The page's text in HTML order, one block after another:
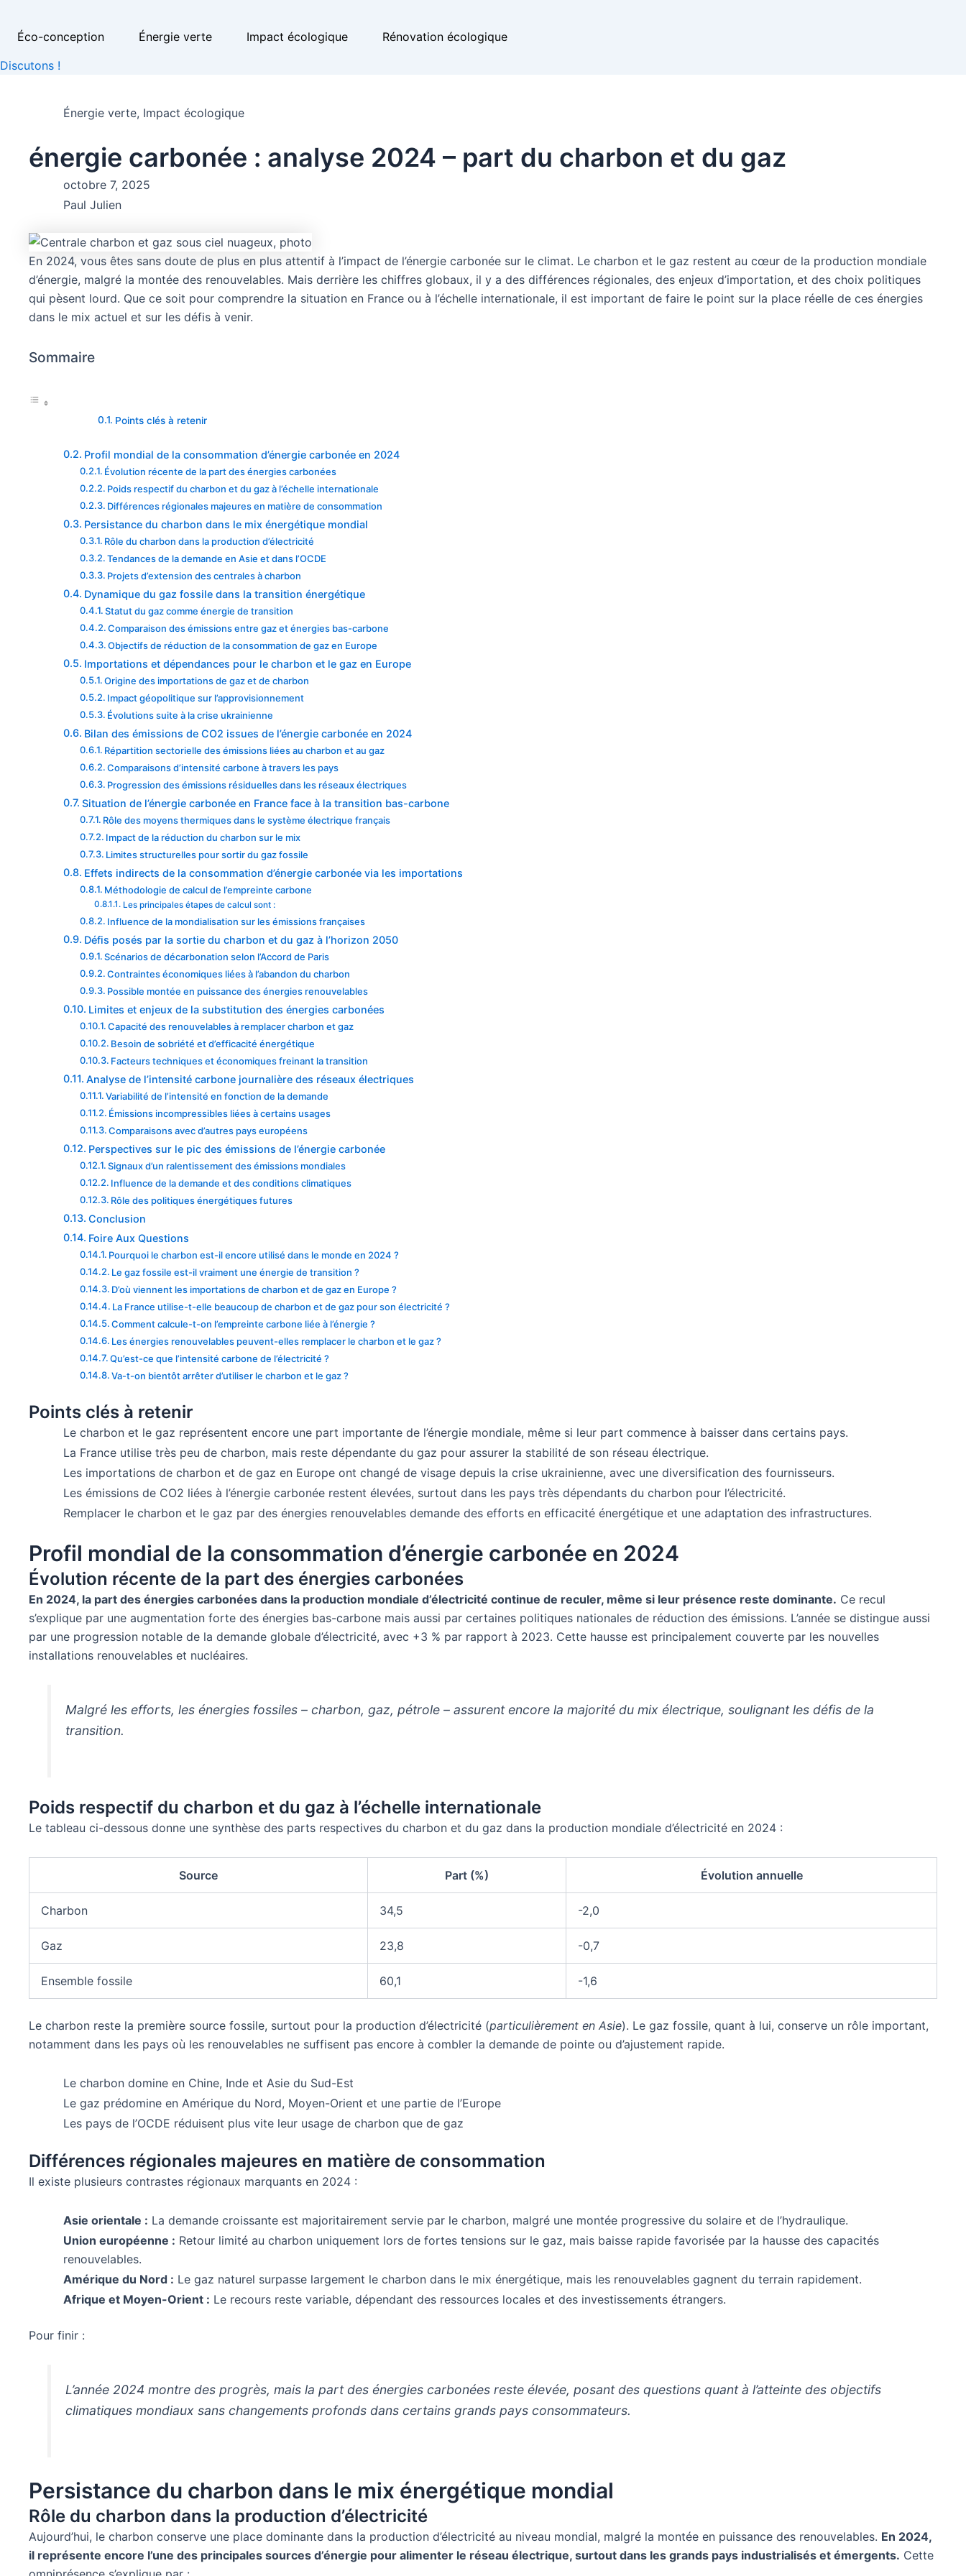
Éco-conception Énergie verte Impact écologique
Rénovation écologique
Discutons !
Énergie verte, Impact écologique
énergie carbonée : analyse 2024 – part du charbon et du gaz
octobre 7, 2025
Paul Julien
En 2024, vous êtes sans doute de plus en plus attentif à l’impact de l’énergie carbonée sur le climat. Le charbon et le gaz restent au cœur de la production mondiale
d’énergie, malgré la montée des renouvelables. Mais derrière les chiffres globaux, il y a des différences régionales, des enjeux d’importation, et des choix politiques
qui pèsent lourd. Que ce soit pour comprendre la situation en France ou à l’échelle internationale, il est important de faire le point sur la place réelle de ces énergies
dans le mix actuel et sur les défis à venir.
Sommaire
Points clés à retenir
Profil mondial de la consommation d’énergie carbonée en 2024
Évolution récente de la part des énergies carbonées
Poids respectif du charbon et du gaz à l’échelle internationale
Différences régionales majeures en matière de consommation
Persistance du charbon dans le mix énergétique mondial
Rôle du charbon dans la production d’électricité
Tendances de la demande en Asie et dans l’OCDE
Projets d’extension des centrales à charbon
Dynamique du gaz fossile dans la transition énergétique
Statut du gaz comme énergie de transition
Comparaison des émissions entre gaz et énergies bas-carbone
Objectifs de réduction de la consommation de gaz en Europe
Importations et dépendances pour le charbon et le gaz en Europe
Origine des importations de gaz et de charbon
Impact géopolitique sur l’approvisionnement
Évolutions suite à la crise ukrainienne
Bilan des émissions de CO2 issues de l’énergie carbonée en 2024
Répartition sectorielle des émissions liées au charbon et au gaz
Comparaisons d’intensité carbone à travers les pays
Progression des émissions résiduelles dans les réseaux électriques
Situation de l’énergie carbonée en France face à la transition bas-carbone
Rôle des moyens thermiques dans le système électrique français
Impact de la réduction du charbon sur le mix
Limites structurelles pour sortir du gaz fossile
Effets indirects de la consommation d’énergie carbonée via les importations
Méthodologie de calcul de l’empreinte carbone
Les principales étapes de calcul sont :
Influence de la mondialisation sur les émissions françaises
Défis posés par la sortie du charbon et du gaz à l’horizon 2050
Scénarios de décarbonation selon l’Accord de Paris
Contraintes économiques liées à l’abandon du charbon
Possible montée en puissance des énergies renouvelables
Limites et enjeux de la substitution des énergies carbonées
Capacité des renouvelables à remplacer charbon et gaz
Besoin de sobriété et d’efficacité énergétique
Facteurs techniques et économiques freinant la transition
Analyse de l’intensité carbone journalière des réseaux électriques
Variabilité de l’intensité en fonction de la demande
Émissions incompressibles liées à certains usages
Comparaisons avec d’autres pays européens
Perspectives sur le pic des émissions de l’énergie carbonée
Signaux d’un ralentissement des émissions mondiales
Influence de la demande et des conditions climatiques
Rôle des politiques énergétiques futures
Conclusion
Foire Aux Questions
Pourquoi le charbon est-il encore utilisé dans le monde en 2024 ?
Le gaz fossile est-il vraiment une énergie de transition ?
D’où viennent les importations de charbon et de gaz en Europe ?
La France utilise-t-elle beaucoup de charbon et de gaz pour son électricité ?
Comment calcule-t-on l’empreinte carbone liée à l’énergie ?
Les énergies renouvelables peuvent-elles remplacer le charbon et le gaz ?
Qu’est-ce que l’intensité carbone de l’électricité ?
Va-t-on bientôt arrêter d’utiliser le charbon et le gaz ?
Points clés à retenir
Le charbon et le gaz représentent encore une part importante de l’énergie mondiale, même si leur part commence à baisser dans certains pays.
La France utilise très peu de charbon, mais reste dépendante du gaz pour assurer la stabilité de son réseau électrique.
Les importations de charbon et de gaz en Europe ont changé de visage depuis la crise ukrainienne, avec une diversification des fournisseurs.
Les émissions de CO2 liées à l’énergie carbonée restent élevées, surtout dans les pays très dépendants du charbon pour l’électricité.
Remplacer le charbon et le gaz par des énergies renouvelables demande des efforts en efficacité énergétique et une adaptation des infrastructures.
Profil mondial de la consommation d’énergie carbonée en 2024
Évolution récente de la part des énergies carbonées
En 2024, la part des énergies carbonées dans la production mondiale d’électricité continue de reculer, même si leur présence reste dominante. Ce recul
s’explique par une augmentation forte des énergies bas-carbone mais aussi par certaines politiques nationales de réduction des émissions. L’année se distingue aussi
par une progression notable de la demande globale d’électricité, avec +3 % par rapport à 2023. Cette hausse est principalement couverte par les nouvelles
installations renouvelables et nucléaires.
Malgré les efforts, les énergies fossiles – charbon, gaz, pétrole – assurent encore la majorité du mix électrique, soulignant les défis de la
transition.
Poids respectif du charbon et du gaz à l’échelle internationale
Le tableau ci-dessous donne une synthèse des parts respectives du charbon et du gaz dans la production mondiale d’électricité en 2024 :
Source Part (%) Évolution annuelle
Charbon 34,5 -2,0
Gaz 23,8 -0,7
Ensemble fossile 60,1 -1,6
Le charbon reste la première source fossile, surtout pour la production d’électricité (particulièrement en Asie). Le gaz fossile, quant à lui, conserve un rôle important,
notamment dans les pays où les renouvelables ne suffisent pas encore à combler la demande de pointe ou d’ajustement rapide.
Le charbon domine en Chine, Inde et Asie du Sud-Est
Le gaz prédomine en Amérique du Nord, Moyen-Orient et une partie de l’Europe
Les pays de l’OCDE réduisent plus vite leur usage de charbon que de gaz
Différences régionales majeures en matière de consommation
Il existe plusieurs contrastes régionaux marquants en 2024 :
Asie orientale : La demande croissante est majoritairement servie par le charbon, malgré une montée progressive du solaire et de l’hydraulique.
Union européenne : Retour limité au charbon uniquement lors de fortes tensions sur le gaz, mais baisse rapide favorisée par la hausse des capacités
renouvelables.
Amérique du Nord : Le gaz naturel surpasse largement le charbon dans le mix énergétique, mais les renouvelables gagnent du terrain rapidement.
Afrique et Moyen-Orient : Le recours reste variable, dépendant des ressources locales et des investissements étrangers.
Pour finir :
L’année 2024 montre des progrès, mais la part des énergies carbonées reste élevée, posant des questions quant à l’atteinte des objectifs
climatiques mondiaux sans changements profonds dans certains grands pays consommateurs.
Persistance du charbon dans le mix énergétique mondial
Rôle du charbon dans la production d’électricité
Aujourd’hui, le charbon conserve une place dominante dans la production d’électricité au niveau mondial, malgré la montée en puissance des renouvelables. En 2024,
il représente encore l’une des principales sources d’énergie pour alimenter le réseau électrique, surtout dans les grands pays industrialisés et émergents. Cette